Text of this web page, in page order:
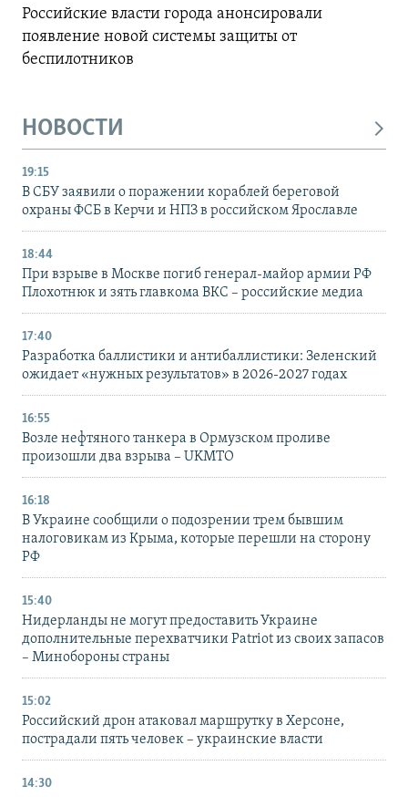
Российские власти города анонсировали
появление новой системы защиты от
беспилотников
НОВОСТИ
19:15
В СБУ заявили о поражении кораблей береговой
охраны ФСБ в Керчи и НПЗ в российском Ярославле
18:44
При взрыве в Москве погиб генерал-майор армии РФ
Плохотнюк и зять главкома ВКС – российские медиа
17:40
Разработка баллистики и антибаллистики: Зеленский
ожидает «нужных результатов» в 2026-2027 годах
16:55
Возле нефтяного танкера в Ормузском проливе
произошли два взрыва – UKMTO
16:18
В Украине сообщили о подозрении трем бывшим
налоговикам из Крыма, которые перешли на сторону
РФ
15:40
Нидерланды не могут предоставить Украине
дополнительные перехватчики Patriot из своих запасов
– Минобороны страны
15:02
Российский дрон атаковал маршрутку в Херсоне,
пострадали пять человек – украинские власти
14:30